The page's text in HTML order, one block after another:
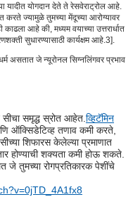
यादीत योगदान देते ते रेसवेराट्रोल आहे.
ज्यामुळे तुमच्या मेंदूच्या आरोग्यावर
काढला आहे की, मध्यम वयाच्या उत्तरार्धात
सुधारण्यासाठी कार्यक्षम आहे. 3].
असतात जे न्यूरोनल सिग्नलिंगवर प्रभाव
सीचा समृद्ध स्रोत आहेत.व्हिटॅमिन
ऑक्सिडेटिव्ह तणाव कमी करते,
शिफारस केलेल्या प्रमाणात
होण्याची शक्यता कमी होऊ शकते.
जे तुमच्या रोगप्रतिकारक पेशींचे